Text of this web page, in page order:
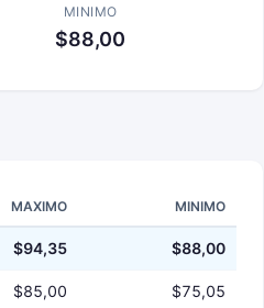
MINIMO
$88,00
MAXIMO MINIMO
$94,35 $88,00
$85,00 $75,05